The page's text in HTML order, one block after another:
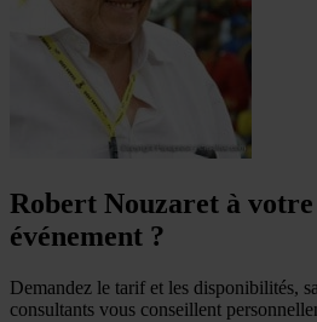
Robert Nouzaret à
événement ?
Demandez le tarif et les disponibilités,
consultants vous conseillent